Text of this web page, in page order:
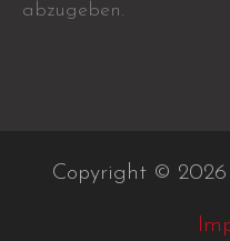
abzugeben.
Copyright © 2026